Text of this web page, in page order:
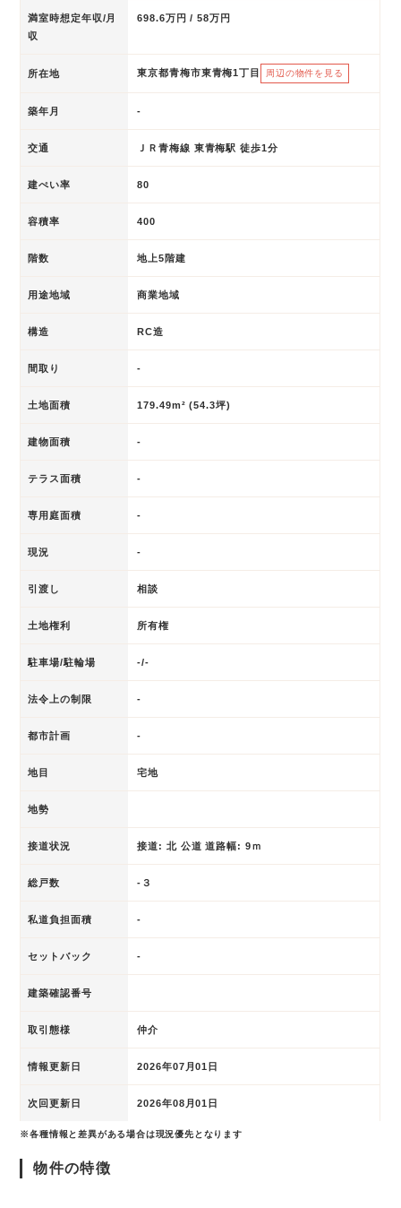
満室時想定年収/月
収
698.6万円 / 58万円
所在地 東京都青梅市東青梅1丁目 周辺の物件を見る
築年月 -
交通 ＪＲ青梅線 東青梅駅 徒歩1分
建ぺい率 80
容積率 400
階数 地上5階建
用途地域 商業地域
構造 RC造
間取り -
土地面積 179.49m² (54.3坪)
建物面積 -
テラス面積 -
専用庭面積 -
現況 -
引渡し 相談
土地権利 所有権
駐車場/駐輪場 -/-
法令上の制限 -
都市計画 -
地目 宅地
地勢
接道状況 接道: 北 公道 道路幅: 9ｍ
総戸数 -３
私道負担面積 -
セットバック -
建築確認番号
取引態様 仲介
情報更新日 2026年07月01日
次回更新日 2026年08月01日
※各種情報と差異がある場合は現況優先となります
物件の特徴